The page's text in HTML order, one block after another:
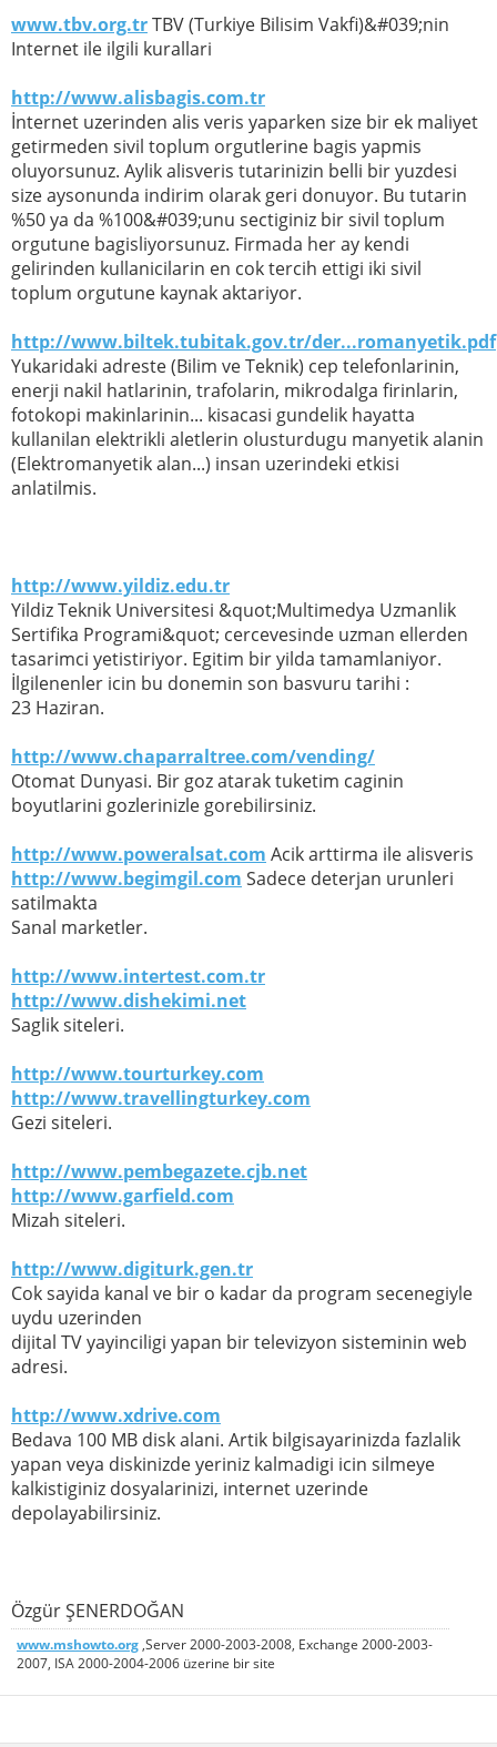
www.tbv.org.trTBV (Turkiye Bilisim Vakfi)&#039;nin
Internet ile ilgili kurallari
http://www.alisbagis.com.tr
İnternet uzerinden alis veris yaparken size bir ek maliyet
getirmeden sivil toplum orgutlerine bagis yapmis
oluyorsunuz. Aylik alisveris tutarinizin belli bir yuzdesi
size aysonunda indirim olarak geri donuyor. Bu tutarin
%50 ya da %100&#039;unu sectiginiz bir sivil toplum
orgutune bagisliyorsunuz. Firmada her ay kendi
gelirinden kullanicilarin en cok tercih ettigi iki sivil
toplum orgutune kaynak aktariyor.
http://www.biltek.tubitak.gov.tr/der...romanyetik.pdf
Yukaridaki adreste (Bilim ve Teknik) cep telefonlarinin,
enerji nakil hatlarinin, trafolarin, mikrodalga firinlarin,
fotokopi makinlarinin... kisacasi gundelik hayatta
kullanilan elektrikli aletlerin olusturdugu manyetik alanin
(Elektromanyetik alan...) insan uzerindeki etkisi
anlatilmis.
http://www.yildiz.edu.tr
Yildiz Teknik Universitesi &quot;Multimedya Uzmanlik
Sertifika Programi&quot; cercevesinde uzman ellerden
tasarimci yetistiriyor. Egitim bir yilda tamamlaniyor.
İlgilenenler icin bu donemin son basvuru tarihi :
23 Haziran.
http://www.chaparraltree.com/vending/
Otomat Dunyasi. Bir goz atarak tuketim caginin
boyutlarini gozlerinizle gorebilirsiniz.
http://www.poweralsat.com Acik arttirma ile alisveris
http://www.begimgil.com Sadece deterjan urunleri
satilmakta
Sanal marketler.
http://www.intertest.com.tr
http://www.dishekimi.net
Saglik siteleri.
http://www.tourturkey.com
http://www.travellingturkey.com
Gezi siteleri.
http://www.pembegazete.cjb.net
http://www.garfield.com
Mizah siteleri.
http://www.digiturk.gen.tr
Cok sayida kanal ve bir o kadar da program secenegiyle
uydu uzerinden
dijital TV yayinciligi yapan bir televizyon sisteminin web
adresi.
http://www.xdrive.com
Bedava 100 MB disk alani. Artik bilgisayarinizda fazlalik
yapan veya diskinizde yeriniz kalmadigi icin silmeye
kalkistiginiz dosyalarinizi, internet uzerinde
depolayabilirsiniz.
Özgür ŞENERDOĞAN
www.mshowto.org ,Server 2000-2003-2008, Exchange 2000-2003-
2007, ISA 2000-2004-2006 üzerine bir site